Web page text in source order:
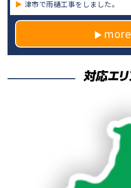
津市で雨樋工事をしました。
more